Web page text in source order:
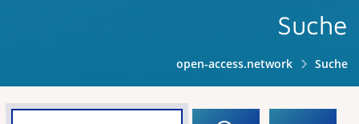
Suche
open-access.network Suche